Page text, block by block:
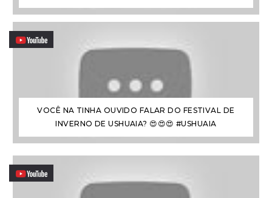
VOCÊ NA TINHA OUVIDO FALAR DO FESTIVAL DE
INVERNO DE USHUAIA? 😍😍😍 #USHUAIA